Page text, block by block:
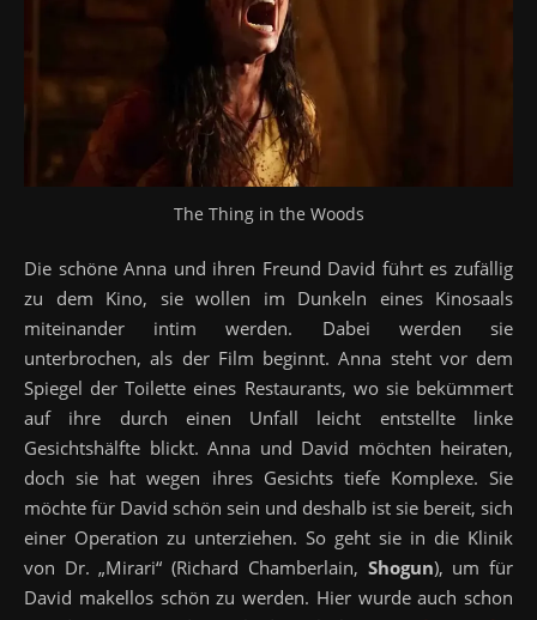
The Thing in the Woods
Die schöne Anna und ihren Freund David führt es zufällig
zu dem Kino, sie wollen im Dunkeln eines Kinosaals
miteinander intim werden. Dabei werden sie
unterbrochen, als der Film beginnt. Anna steht vor dem
Spiegel der Toilette eines Restaurants, wo sie bekümmert
auf ihre durch einen Unfall leicht entstellte linke
Gesichtshälfte blickt. Anna und David möchten heiraten,
doch sie hat wegen ihres Gesichts tiefe Komplexe. Sie
möchte für David schön sein und deshalb ist sie bereit, sich
einer Operation zu unterziehen. So geht sie in die Klinik
von Dr. „Mirari“ (Richard Chamberlain, Shogun), um für
David makellos schön zu werden. Hier wurde auch schon